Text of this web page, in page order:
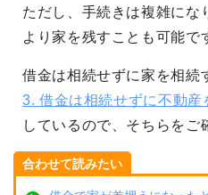
ただし、手続きは複雑にな
より家を残すことも可能で
借金は相続せずに家を相続
3. 借金は相続せずに不動産
しているので、そちらをご
合わせて読みたい